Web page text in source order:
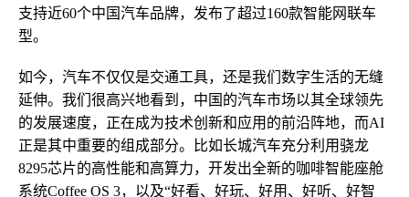
支持近60个中国汽车品牌，发布了超过160款智能网联车
型。
如今，汽车不仅仅是交通工具，还是我们数字生活的无缝
延伸。我们很高兴地看到，中国的汽车市场以其全球领先
的发展速度，正在成为技术创新和应用的前沿阵地，而AI
正是其中重要的组成部分。比如长城汽车充分利用骁龙
8295芯片的高性能和高算力，开发出全新的咖啡智能座舱
系统Coffee OS 3，以及“好看、好玩、好用、好听、好智